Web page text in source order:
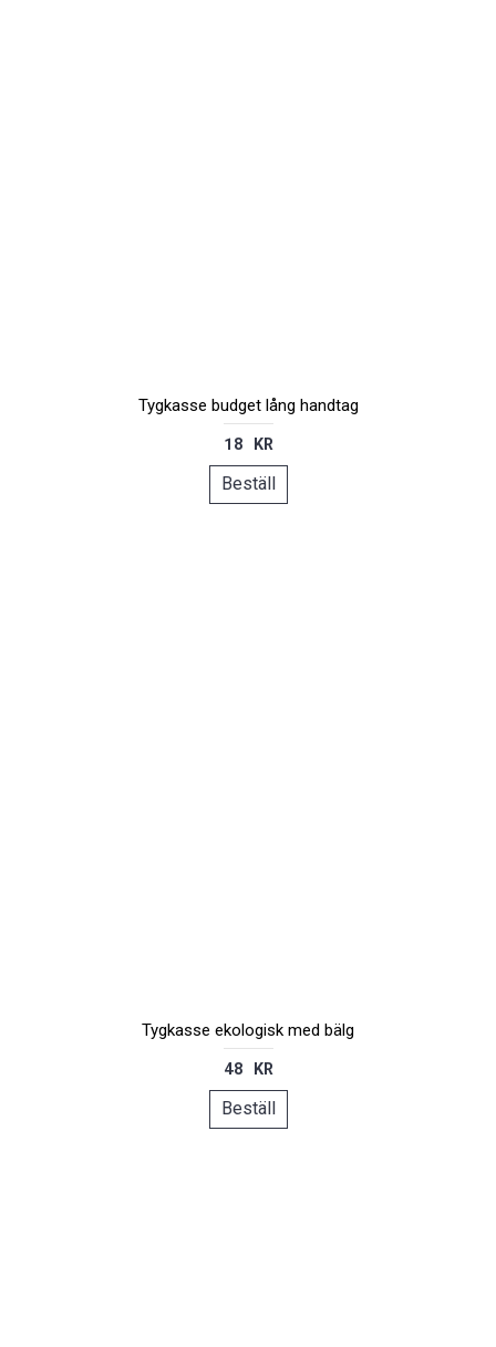
Tygkasse budget lång handtag
18 KR
Beställ
Tygkasse ekologisk med bälg
48 KR
Beställ